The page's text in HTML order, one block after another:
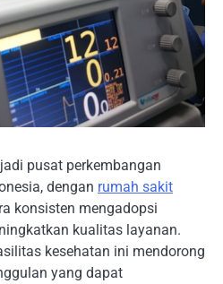
pusat perkembangan
dengan rumah sakit
konsisten mengadopsi
kualitas layanan.
kesehatan ini mendorong
yang dapat